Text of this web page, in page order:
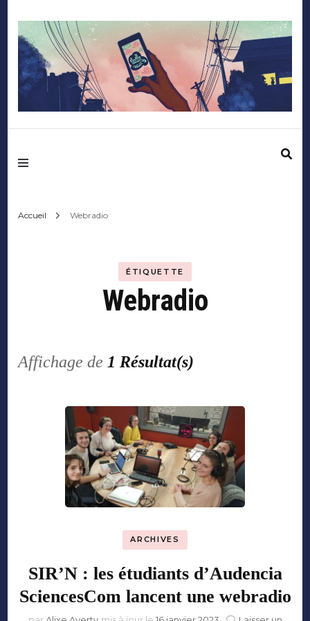
Mediafactory – Le
d'Audencia
Accueil Webradio
ÉTIQUETTE
Webradio
Affichage de 1 Résultat(s)
ARCHIVES
SIR’N : les étudiants d’Audencia
SciencesCom lancent une webradio